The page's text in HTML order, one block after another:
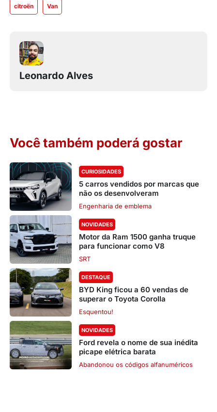
citroën Van
Leonardo Alves
Você também poderá gostar
CURIOSIDADES
5 carros vendidos por marcas que
não os desenvolveram
Engenharia de emblema
NOVIDADES
Motor da Ram 1500 ganha truque
para funcionar como V8
SRT
DESTAQUE
BYD King ficou a 60 vendas de
superar o Toyota Corolla
Esquentou!
NOVIDADES
Ford revela o nome de sua inédita
picape elétrica barata
Abandonou os códigos alfanuméricos